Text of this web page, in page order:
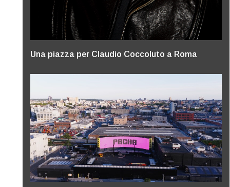
Una piazza per Claudio Coccoluto a Roma